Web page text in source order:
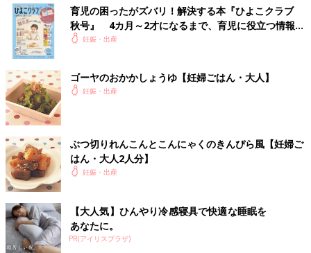
妊娠日数・生後日数に合わせて専門家のアドバイスを毎日お届
け。同じ出産月のママ同士で情報交換したり、励ましあったりで
きる「ルーム」や、写真だけでは伝わらない”できごと”を簡単に
記録できる「成長きろく」も大人気！
妊娠中におススメの本
最新! 妊娠・出産新百科 (ベネッセ・ムック たまひよブック
ス たまひよ新百科シリーズ)
つわりで胃のムカムカに悩まされたり、体重管理 に苦労したり、
妊娠生活は初めての体験の連続ですね。この本は、そんなあなた
の10ヶ月間を応援するために、各妊娠月数ごとに「今すること」
と「注意すること」を徹底解説！陣痛の乗りきり方や、産後1ヶ
育児の困ったがズバリ！解決する本『ひよこクラブ
秋号』 4カ月～2才になるまで、育児に役立つ情報が
いっぱい！
妊娠・出産
ゴーヤのおかかしょうゆ【妊婦ごはん・大人】
妊娠・出産
ぶつ切りれんこんとこんにゃくのきんぴら風【妊婦ご
はん・大人2人分】
妊娠・出産
【大人気】ひんやり冷感寝具で快適な睡眠を
あなたに。
PR(アイリスプラザ)